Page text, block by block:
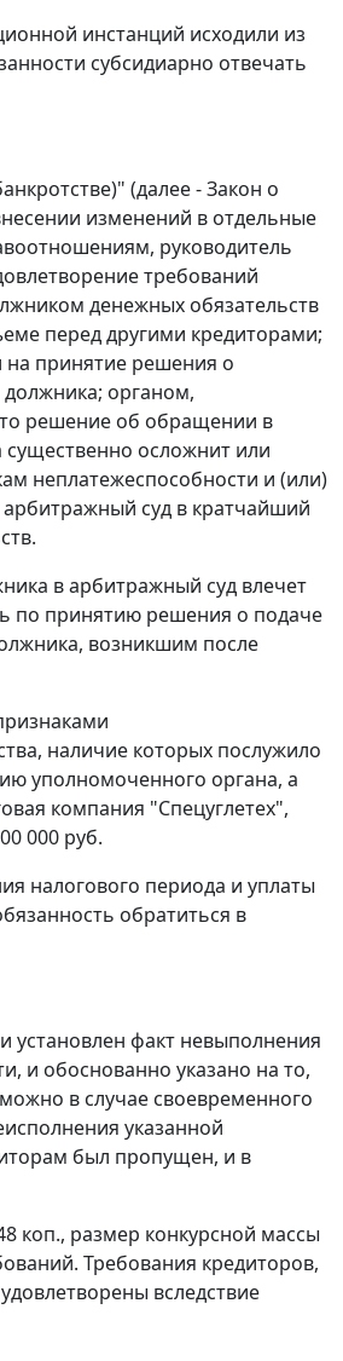
инстанций исходили из
субсидиарно отвечать
(далее - Закон о
изменений в отдельные
руководитель
требований
денежных обязательств
перед другими кредиторами;
на принятие решения о
органом,
решение об обращении в
осложнит или
неплатежеспособности и (или)
суд в кратчайший
в арбитражный суд влечет
по принятию решения о подаче
возникшим после
наличие которых послужило
уполномоченного органа, а
компания "Спецуглетех",
000 руб.
налогового периода и уплаты
обратиться в
установлен факт невыполнения
и обоснованно указано на то,
в случае своевременного
указанной
был пропущен, и в
коп., размер конкурсной массы
Требования кредиторов,
вследствие